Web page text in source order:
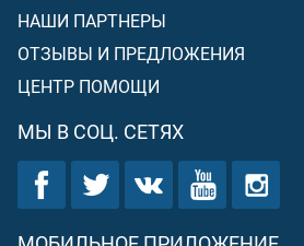
НАШИ ПАРТНЕРЫ
ОТЗЫВЫ И ПРЕДЛОЖЕНИЯ
ЦЕНТР ПОМОЩИ
МЫ В СОЦ. СЕТЯХ